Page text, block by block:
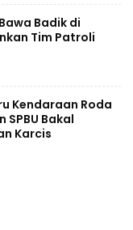
Badik di
Tim Patroli
Kendaraan Roda
SPBU Bakal
Karcis